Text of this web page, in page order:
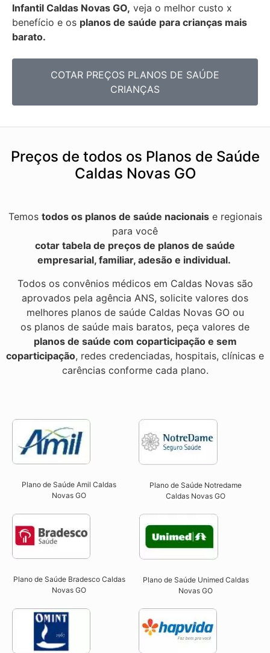
Infantil Caldas Novas GO, veja o melhor custo x
benefício e os planos de saúde para crianças mais
barato.
COTAR PREÇOS PLANOS DE SAÚDE
CRIANÇAS
Preços de todos os Planos de Saúde
Caldas Novas GO
Temos todos os planos de saúde nacionaise regionais
para você
cotar tabela de preços de planos de saúde
empresarial, familiar, adesão e individual.
Todos os convênios médicos em Caldas Novas são
aprovados pela agência ANS, solicite valores dos
melhores planos de saúde Caldas Novas GO ou
os planos de saúde mais baratos, peça valores de
planos de saúde com coparticipação e sem
coparticipação, redes credenciadas, hospitais, clínicas e
carências conforme cada plano.
Plano de Saúde Amil Caldas
Novas GO
Plano de Saúde Notredame
Caldas Novas GO​
Plano de Saúde Bradesco Caldas
Novas GO
Plano de Saúde Unimed Caldas
Novas GO